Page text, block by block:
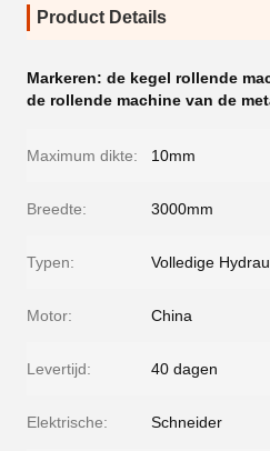
Product Details
Markeren: de kegel rollende
de rollende machine van de
Maximum dikte: 10mm
Breedte: 3000mm
Typen: Volledige
Motor: China
Levertijd: 40 dagen
Elektrische: Schneider